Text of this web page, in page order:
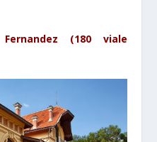
(180 viale